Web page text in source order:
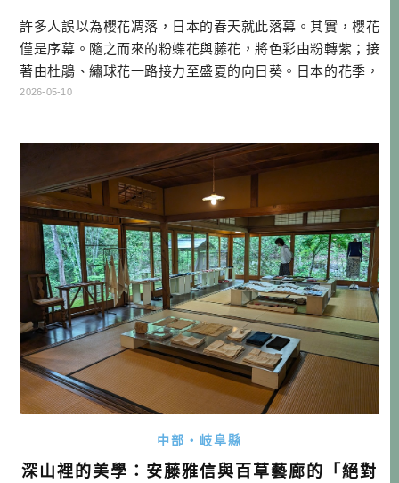
許多人誤以為櫻花凋落，日本的春天就此落幕。其實，櫻花
僅是序幕。隨之而來的粉蝶花與藤花，將色彩由粉轉紫；接
著由杜鵑、繡球花一路接力至盛夏的向日葵。日本的花季，
此時才正要進入高潮。而五月的藤花，正是這場視覺饗宴
站在藤棚下，看著頭頂上那片綿延數百甚至上千平方公尺的
壯闊紫色，再順著盤根錯節的藤蔓找回 […]…
2026-05-10
中部・岐阜縣
深山裡的美學：安藤雅信與百草藝廊的「絕對